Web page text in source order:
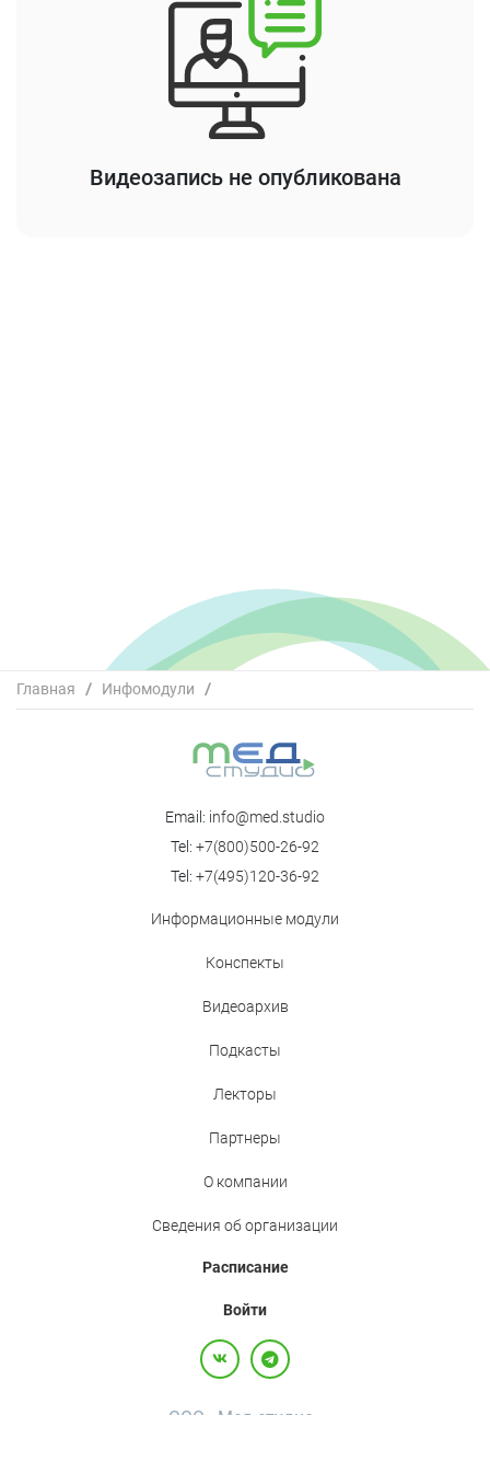
Видеозапись не опубликована
Главная / Инфомодули
/
Региональная образовательная Школа РОАГ
Email: info@med.studio
Tel: +7(800)500-26-92
Tel: +7(495)120-36-92
Информационные модули
Конспекты
Видеоархив
Подкасты
Лекторы
Партнеры
О компании
Сведения об организации
Расписание
Войти
ООО «Мед.студио»